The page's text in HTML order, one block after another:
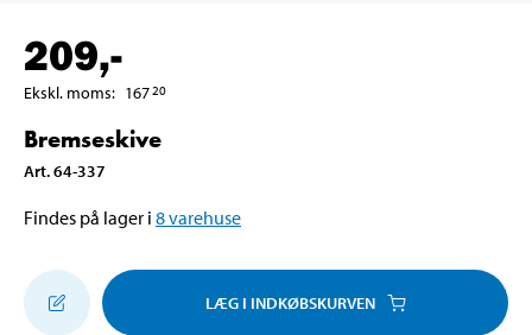
209,-
Ekskl. moms: 16720
Bremseskive
Art.64-337
Findes på lager i 8varehuse
LÆG I INDKØBSKURVEN